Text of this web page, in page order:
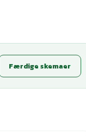
Færdige skemaer